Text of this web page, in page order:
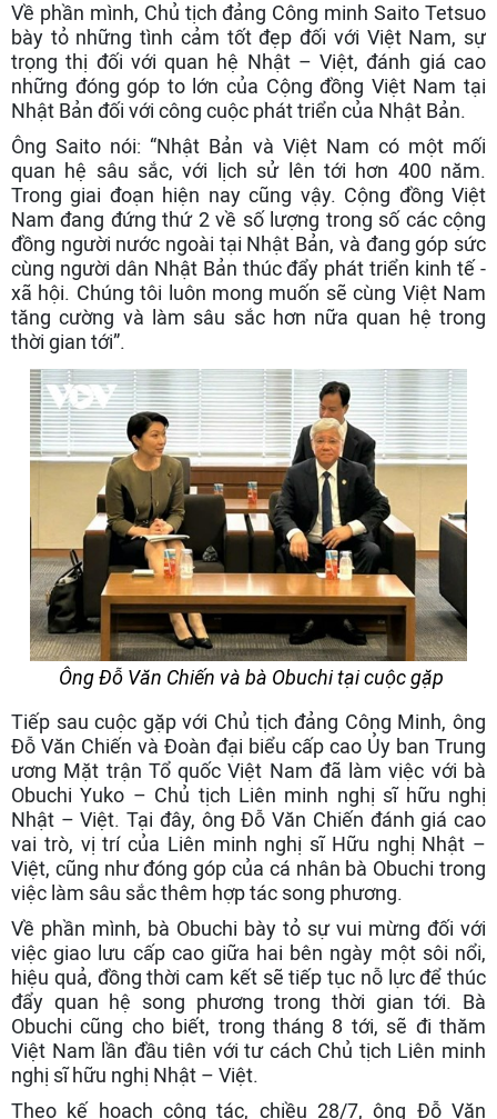
Về phần mình, Chủ tịch đảng Công minh Saito Tetsuo
bày tỏ những tình cảm tốt đẹp đối với Việt Nam, sự
trọng thị đối với quan hệ Nhật – Việt, đánh giá cao
những đóng góp to lớn của Cộng đồng Việt Nam tại
Nhật Bản đối với công cuộc phát triển của Nhật Bản.
Ông Saito nói: “Nhật Bản và Việt Nam có một mối
quan hệ sâu sắc, với lịch sử lên tới hơn 400 năm.
Trong giai đoạn hiện nay cũng vậy. Cộng đồng Việt
Nam đang đứng thứ 2 về số lượng trong số các cộng
đồng người nước ngoài tại Nhật Bản, và đang góp sức
cùng người dân Nhật Bản thúc đẩy phát triển kinh tế -
xã hội. Chúng tôi luôn mong muốn sẽ cùng Việt Nam
tăng cường và làm sâu sắc hơn nữa quan hệ trong
thời gian tới”.
Ông Đỗ Văn Chiến và bà Obuchi tại cuộc gặp
Tiếp sau cuộc gặp với Chủ tịch đảng Công Minh, ông
Đỗ Văn Chiến và Đoàn đại biểu cấp cao Ủy ban Trung
ương Mặt trận Tổ quốc Việt Nam đã làm việc với bà
Obuchi Yuko – Chủ tịch Liên minh nghị sĩ hữu nghị
Nhật – Việt. Tại đây, ông Đỗ Văn Chiến đánh giá cao
vai trò, vị trí của Liên minh nghị sĩ Hữu nghị Nhật –
Việt, cũng như đóng góp của cá nhân bà Obuchi trong
việc làm sâu sắc thêm hợp tác song phương.
Về phần mình, bà Obuchi bày tỏ sự vui mừng đối với
việc giao lưu cấp cao giữa hai bên ngày một sôi nổi,
hiệu quả, đồng thời cam kết sẽ tiếp tục nỗ lực để thúc
đẩy quan hệ song phương trong thời gian tới. Bà
Obuchi cũng cho biết, trong tháng 8 tới, sẽ đi thăm
Việt Nam lần đầu tiên với tư cách Chủ tịch Liên minh
nghị sĩ hữu nghị Nhật – Việt.
Theo kế hoạch công tác, chiều 28/7, ông Đỗ Văn